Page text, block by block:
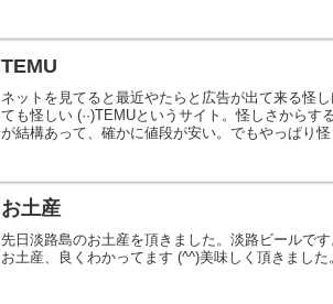
TEMU
ネットを見てると最近やたらと広告が出て来る怪
ても怪しい (··)TEMUというサイト。怪しさからす
が結構あって、確かに値段が安い。でもやっぱり怪
お土産
先日淡路島のお土産を頂きました。淡路ビールで
お土産、良くわかってます (^^)美味しく頂きました